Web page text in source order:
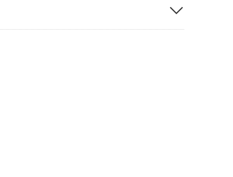
uns wegen eventueller Rückfragen an Sie
Ihre Meldung gespeichert und an die